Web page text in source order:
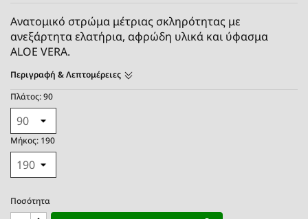
Ανατομικό στρώμα μέτριας σκληρότητας με
ανεξάρτητα ελατήρια, αφρώδη υλικά και ύφασμα
ALOE VERA.
Περιγραφή & Λεπτομέρειες
Πλάτος: 90
Μήκος: 190
Ποσότητα